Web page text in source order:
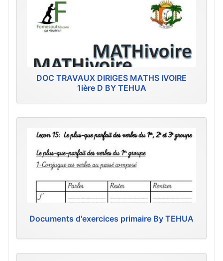
DOC TRAVAUX DIRIGES MATHS IVOIRE
1ière D BY TEHUA
Documents d'exercices primaire By TEHUA